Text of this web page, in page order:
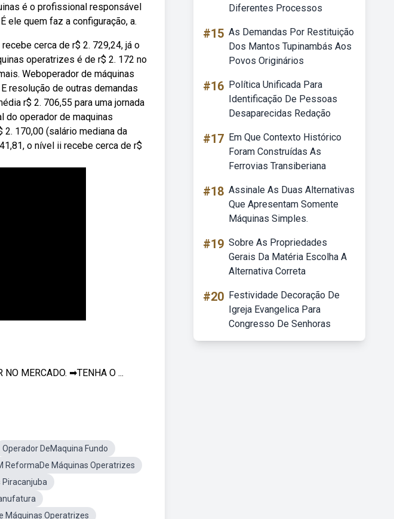
é o profissional responsável
ele quem faz a configuração, a.
cerca de r$ 2. 729,24, já o
operatrizes é de r$ 2. 172 no
Weboperador de máquinas
resolução de outras demandas
r$ 2. 706,55 para uma jornada
do operador de maquinas
170,00 (salário mediana da
o nível ii recebe cerca de r$
NO MERCADO. ➡TENHA O ...
Operador DeMaquina Fundo
ReformaDe Máquinas Operatrizes
Piracanjuba
Máquinas Operatrizes
Diferentes Processos
#15 As Demandas Por Restituição
Dos Mantos Tupinambás Aos
Povos Originários
#16 Política Unificada Para
Identificação De Pessoas
Desaparecidas Redação
#17 Em Que Contexto Histórico
Foram Construídas As
Ferrovias Transiberiana
#18 Assinale As Duas Alternativas
Que Apresentam Somente
Máquinas Simples.
#19 Sobre As Propriedades
Gerais Da Matéria Escolha A
Alternativa Correta
#20 Festividade Decoração De
Igreja Evangelica Para
Congresso De Senhoras